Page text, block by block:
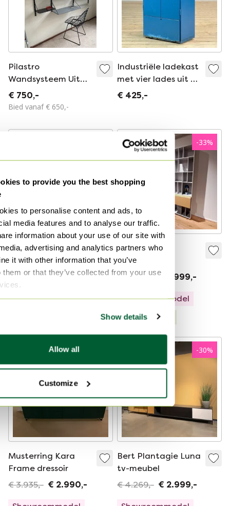
to provide you the best shopping
to personalise content and ads, to
media features and to analyse our traffic.
information about your use of our site with
advertising and analytics partners who
it with other information that you’ve
them or that they’ve collected from your use
Show details
Allow all
Customize
Pilastro
Wandsysteem Uit
Jaren 50 Door Tjerk
Rijenga
€ 750,-
Bied vanaf € 650,-
Industriële ladekast
met vier lades uit de
jaren 70.
€ 425,-
Industriële ladekast
met vier lades uit de
jaren 70.
€ 595,-
-33%
Piure Flex
boekenkast
€ 11.865,- € 7.999,-
Showroommodel
Gecureerd
Musterring Kara
Frame dressoir
€ 3.935,- € 2.990,-
-30%
Bert Plantagie Luna
tv-meubel
€ 4.269,- € 2.999,-